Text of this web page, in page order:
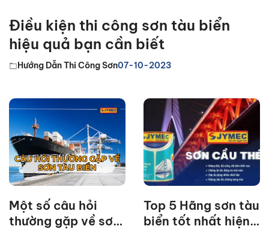
Điều kiện thi công sơn tàu biển
hiệu quả bạn cần biết
Hướng Dẫn Thi Công Sơn07-10-2023
Một số câu hỏi
thường gặp về sơn
Top 5 Hãng sơn tàu
biển tốt nhất hiện